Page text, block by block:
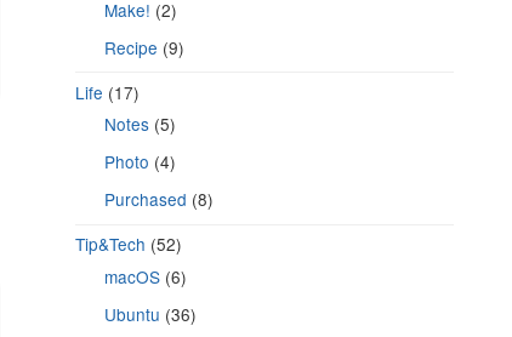
Make! (2)
Recipe (9)
Life (17)
Notes (5)
Photo (4)
Purchased (8)
Tip&Tech (52)
macOS (6)
Ubuntu (36)